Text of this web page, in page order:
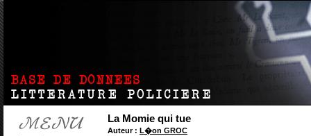
La Momie qui tue
Auteur : L�on GROC